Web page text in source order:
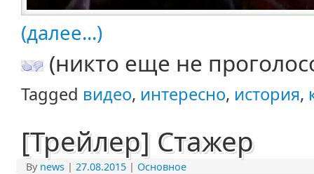
(далее...)
(никто еще не
Tagged видео, интересно, история,
[Трейлер] Стажер
By news | 27.08.2015 | Основное